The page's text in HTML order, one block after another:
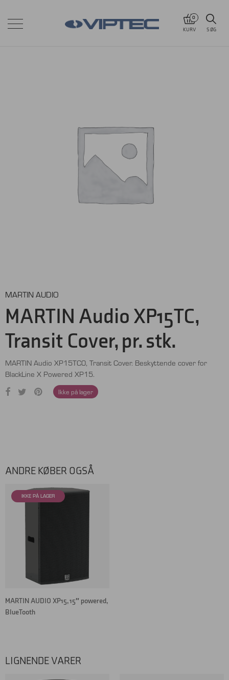
0
KURV SØG
MARTIN AUDIO
MARTIN Audio XP15TC,
Transit Cover, pr. stk.
MARTIN Audio XP15TC0, Transit Cover. Beskyttende cover for
BlackLine X Powered XP15.
Ikke på lager
ANDRE KØBER OGSÅ
MARTIN AUDIO XP15, 15″ powered,
BlueTooth
LIGNENDE VARER